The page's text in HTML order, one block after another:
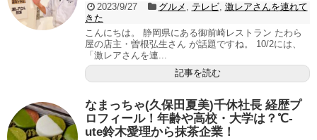
2023/9/27 グルメ , テレビ, 激レアさんを連れて
きた
こんにちは。 静岡県にある御前崎レストラン たわら
屋の店主・曽根弘生さん が話題ですね。 10/2には、
「激レアさんを連...
記事を読む
なまっちゃ(久保田夏美)千休社長 経歴プ
ロフィール！年齢や高校・大学は？℃-
ute鈴木愛理から抹茶企業！